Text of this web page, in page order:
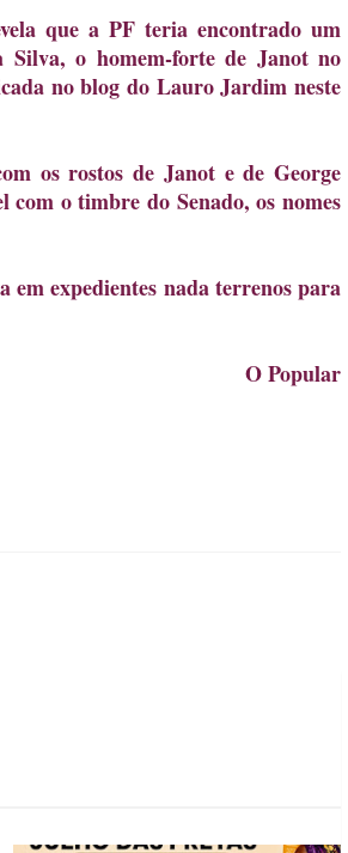
que a PF teria encontrado um
Silva, o homem-forte de Janot no
no blog do Lauro Jardim neste
os rostos de Janot e de George
o timbre do Senado, os nomes
expedientes nada terrenos para
O Popular